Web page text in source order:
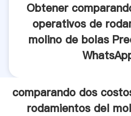
todos los clientes.
Obtener
operativos de
molino de bolas
comparando dos
rodamientos del